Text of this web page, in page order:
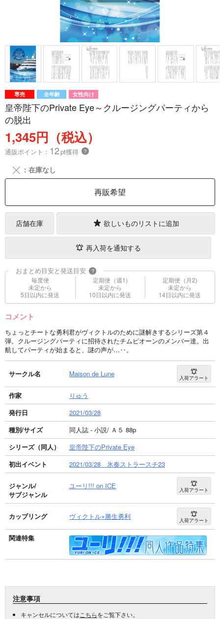
専売 全年齢 女性向け
皇帝陛下のPrivate Eye～クルージングパーティから
の脱出
1,345円（税込）
通販ポイント： 12pt獲得 ？
╳ ：在庫なし
再販希望
店舗在庫 欲しいものリストに追加
再入荷を通知する
おまとめ目安と発送目安 ?
毎度便
未定から
5日以内に発送
定期便（週1)
未定から
10日以内に発送
定期便（月2)
未定から
14日以内に発送
コメント
ちょっとチートな勇利君がヴィクトルのために謎解きするシリーズ第４
弾。クルージングパーティに招待されたチムピオーンのメンバー達。出
航してパーティが始まると、謎の声が…‥。
サークル名 Maison de Lune 入荷アラート
作家
りゅう
発行日
2021/03/28
種別/サイズ
同人誌 - 小説/ Ａ５ 88p
シリーズ（同人）
皇帝陛下のPrivate Eye
初出イベント
2021/03/28 氷奏ストラースチ23
ジャンル/
サブジャンル
ユーリ!!! on ICE 入荷アラート
カップリング ヴィクトル×勝生勇利 入荷アラート
関連特集
注意事項
キャンセルについては こちらをご覧下さい。